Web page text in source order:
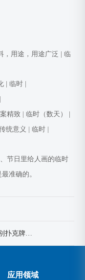
，用途，用途广泛 | 临
| 临时 |
精致 | 临时（数天） |
统意义 | 临时 |
节日里给人画的临时
最准确的。
应用领域